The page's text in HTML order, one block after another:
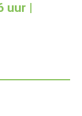
uur |